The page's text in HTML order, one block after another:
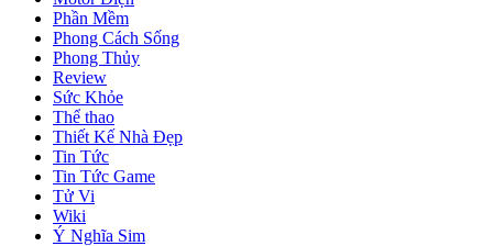
Phần Mềm
Phong Cách Sống
Phong Thủy
Review
Sức Khỏe
Thể thao
Thiết Kế Nhà Đẹp
Tin Tức
Tin Tức Game
Tử Vi
Wiki
Ý Nghĩa Sim